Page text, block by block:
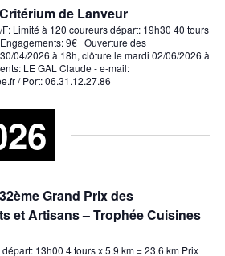
de Lanveur
Limité à 120 coureurs départ: 19h30 40 tours
9€ Ouverture des
04/2026 à 18h, clôture le mardi 02/06/2026 à
LE GAL Claude - e-mail:
/ Port: 06.31.12.27.86
Grand Prix des
et Artisans – Trophée Cuisines
13h00 4 tours x 5.9 km = 23.6 km Prix